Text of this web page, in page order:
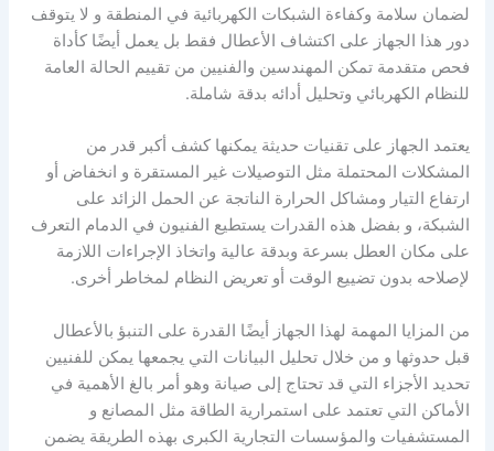
لضمان سلامة وكفاءة الشبكات الكهربائية في المنطقة و لا يتوقف
دور هذا الجهاز على اكتشاف الأعطال فقط بل يعمل أيضًا كأداة
فحص متقدمة تمكن المهندسين والفنيين من تقييم الحالة العامة
للنظام الكهربائي وتحليل أدائه بدقة شاملة.
يعتمد الجهاز على تقنيات حديثة يمكنها كشف أكبر قدر من
المشكلات المحتملة مثل التوصيلات غير المستقرة و انخفاض أو
ارتفاع التيار ومشاكل الحرارة الناتجة عن الحمل الزائد على
الشبكة، و بفضل هذه القدرات يستطيع الفنيون في الدمام التعرف
على مكان العطل بسرعة وبدقة عالية واتخاذ الإجراءات اللازمة
لإصلاحه بدون تضييع الوقت أو تعريض النظام لمخاطر أخرى.
من المزايا المهمة لهذا الجهاز أيضًا القدرة على التنبؤ بالأعطال
قبل حدوثها و من خلال تحليل البيانات التي يجمعها يمكن للفنيين
تحديد الأجزاء التي قد تحتاج إلى صيانة وهو أمر بالغ الأهمية في
الأماكن التي تعتمد على استمرارية الطاقة مثل المصانع و
المستشفيات والمؤسسات التجارية الكبرى بهذه الطريقة يضمن